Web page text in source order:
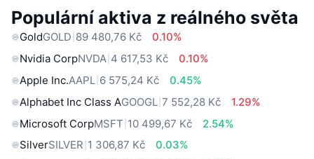
Populární aktiva z reálného světa
GoldGOLD 89 480,76 Kč
0.10%
Nvidia CorpNVDA 4 617,53 Kč
0.10%
Apple Inc.AAPL 6 575,24 Kč
0.45%
Alphabet Inc Class AGOOGL 7 552,28 Kč
1.29%
Microsoft CorpMSFT 10 499,67 Kč
2.54%
SilverSILVER 1 306,87 Kč
0.03%